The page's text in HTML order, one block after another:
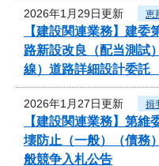
2026年1月29日更新 恵
【建設関連業務】建
路新設改良（配当測試
線）道路詳細設計委
2026年1月27日更新 揖
【建設関連業務】第
壊防止（一般）（債務
般競争入札公告